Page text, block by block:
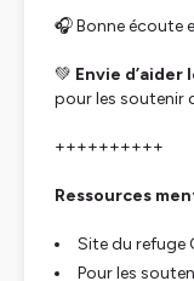
🎧 Bonne écoute
💚 Envie d’aider
pour les soutenir
++++++++++
Ressources
Site du refuge
Pour les